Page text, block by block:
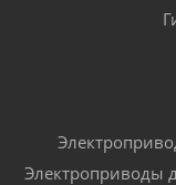
Электроприводы